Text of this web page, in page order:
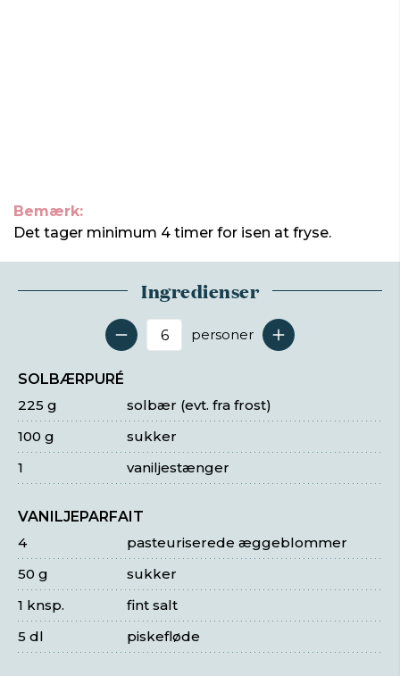
Bemærk:
Det tager minimum 4 timer for isen at fryse.
Ingredienser
Antal serveringer
personer
SOLBÆRPURÉ
solbær (evt. fra frost)
225 g
sukker
100 g
vaniljestænger
1
VANILJEPARFAIT
pasteuriserede æggeblommer
4
sukker
50 g
fint salt
1 knsp.
piskefløde
5 dl